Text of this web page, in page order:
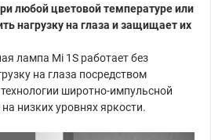
любой цветовой температуре или
нагрузку на глаза и защищает их
лампа Mi 1S работает без
на глаза посредством
широтно-импульсной
низких уровнях яркости.